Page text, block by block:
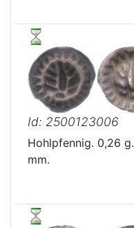
Id: 2500123006
Hohlpfennig. 0,26
mm.